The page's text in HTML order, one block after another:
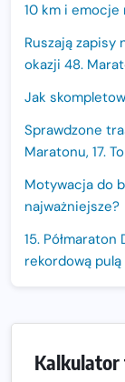
10 km i emocje
Ruszają zapisy
okazji 48.
Jak
Sprawdzone
Maratonu, 17.
Motywacja do
najważniejsze?
15.
rekordową
Oficjalna